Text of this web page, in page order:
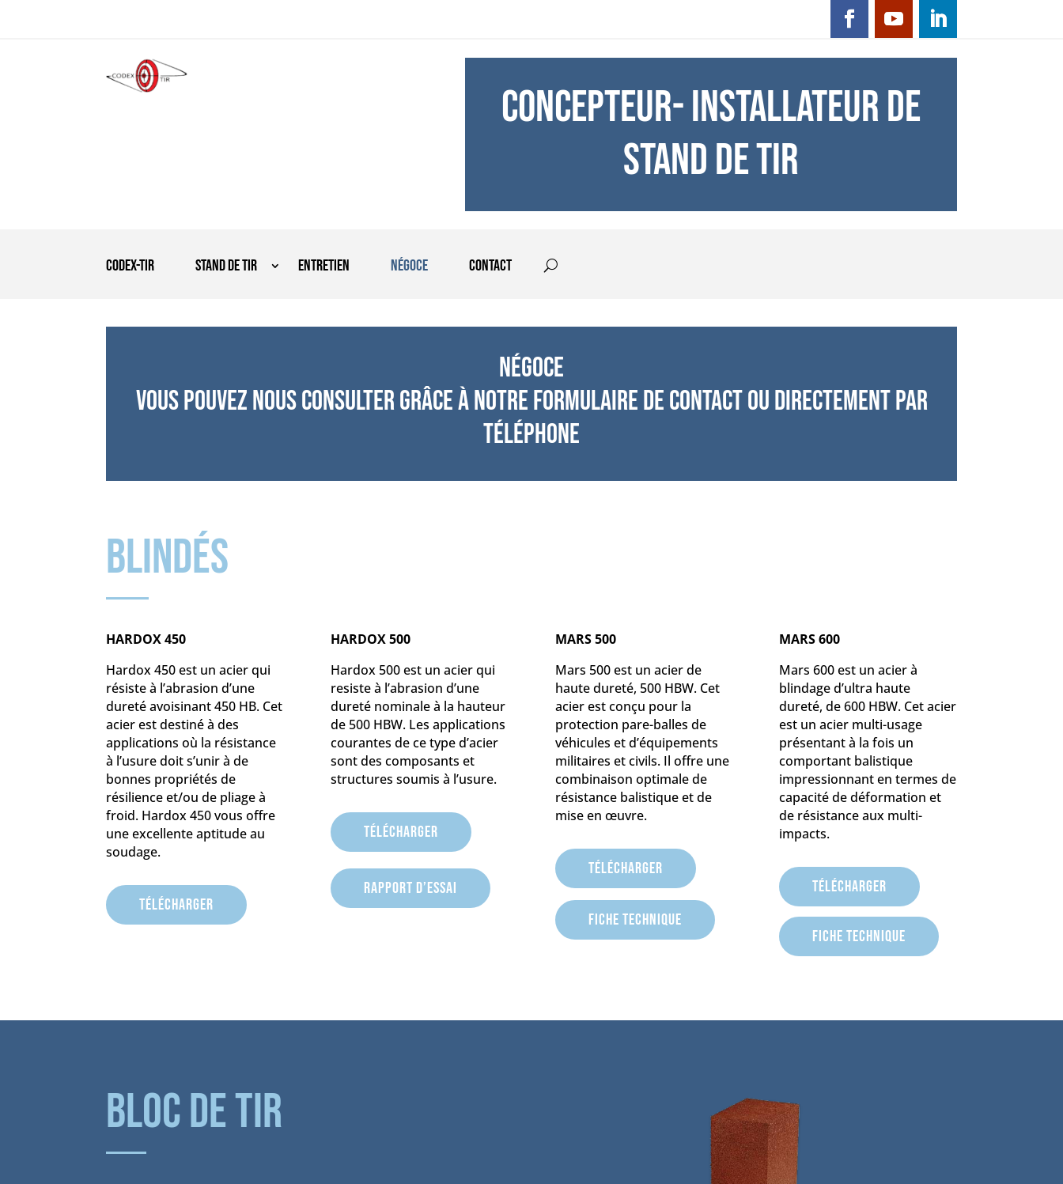
CONCEPTEUR- INSTALLATEUR DE
STAND DE TIR
Codex-tir Stand de tir Entretien Négoce Contact
Négoce
Vous pouvez nous consulter grâce à notre formulaire de contact ou directement par
téléphone
blindés
HARDOX 450
Hardox 450 est un acier qui
résiste à l’abrasion d’une
dureté avoisinant 450 HB. Cet
acier est destiné à des
applications où la résistance
à l’usure doit s’unir à de
bonnes propriétés de
résilience et/ou de pliage à
froid. Hardox 450 vous offre
une excellente aptitude au
soudage.
Télécharger
HARDOX 500
Hardox 500 est un acier qui
resiste à l’abrasion d’une
dureté nominale à la hauteur
de 500 HBW. Les applications
courantes de ce type d’acier
sont des composants et
structures soumis à l’usure.
Télécharger
Rapport d’essai
MARS 500
Mars 500 est un acier de
haute dureté, 500 HBW. Cet
acier est conçu pour la
protection pare-balles de
véhicules et d’équipements
militaires et civils. Il offre une
combinaison optimale de
résistance balistique et de
mise en œuvre.
Télécharger
Fiche technique
MARS 600
Mars 600 est un acier à
blindage d’ultra haute
dureté, de 600 HBW. Cet acier
est un acier multi-usage
présentant à la fois un
comportant balistique
impressionnant en termes de
capacité de déformation et
de résistance aux multi-
impacts.
Télécharger
Fiche technique
bloc de tir